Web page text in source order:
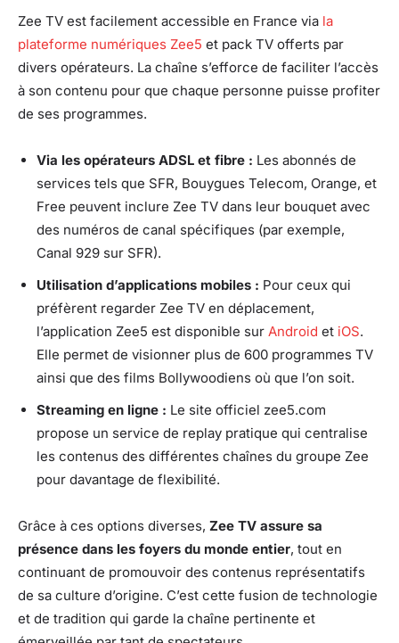
Zee TV est facilement accessible en France via la
plateforme numériques Zee5 et pack TV offerts par
divers opérateurs. La chaîne s’efforce de faciliter l’accès
à son contenu pour que chaque personne puisse profiter
de ses programmes.
Via les opérateurs ADSL et fibre : Les abonnés de
services tels que SFR, Bouygues Telecom, Orange, et
Free peuvent inclure Zee TV dans leur bouquet avec
des numéros de canal spécifiques (par exemple,
Canal 929 sur SFR).
Utilisation d’applications mobiles : Pour ceux qui
préfèrent regarder Zee TV en déplacement,
l’application Zee5 est disponible sur Android et iOS.
Elle permet de visionner plus de 600 programmes TV
ainsi que des films Bollywoodiens où que l’on soit.
Streaming en ligne : Le site officiel zee5.com
propose un service de replay pratique qui centralise
les contenus des différentes chaînes du groupe Zee
pour davantage de flexibilité.
Grâce à ces options diverses, Zee TV assure sa
présence dans les foyers du monde entier, tout en
continuant de promouvoir des contenus représentatifs
de sa culture d’origine. C’est cette fusion de technologie
et de tradition qui garde la chaîne pertinente et